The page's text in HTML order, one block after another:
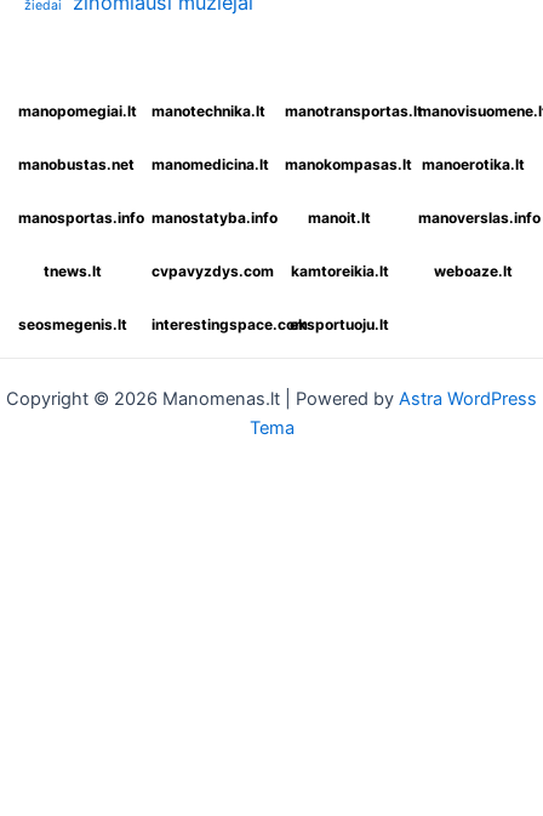
žiedai
manopomegiai.lt manotechnika.lt manotransportas.lt
manobustas.net manomedicina.lt manokompasas.lt manoerotika.lt
manosportas.info manostatyba.info manoit.lt manoverslas.info
tnews.lt cvpavyzdys.com kamtoreikia.lt weboaze.lt
seosmegenis.lt interestingspace.comeksportuoju.lt
Copyright © 2026 Manomenas.lt | Powered by Astra WordPress
Tema